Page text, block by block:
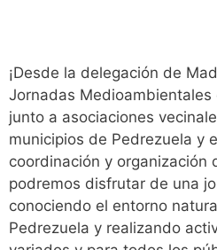
¡Desde la delegación de
Jornadas
junto a asociaciones
municipios de Pedrezuela y
coordinación y organización
podremos disfrutar de una
conociendo el entorno
Pedrezuela y realizando